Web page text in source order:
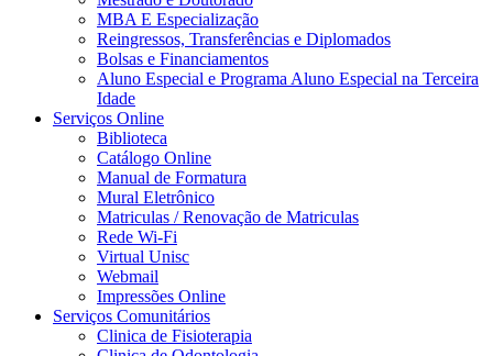
MBA E Especialização
Reingressos, Transferências e Diplomados
Bolsas e Financiamentos
Aluno Especial e Programa Aluno Especial na Terceira
Idade
Serviços Online
Biblioteca
Catálogo Online
Manual de Formatura
Mural Eletrônico
Matriculas / Renovação de Matriculas
Rede Wi-Fi
Virtual Unisc
Webmail
Impressões Online
Serviços Comunitários
Clinica de Fisioterapia